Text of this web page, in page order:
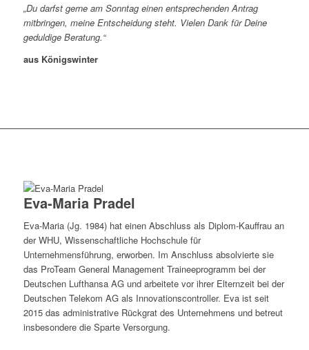
„Du darfst gerne am Sonntag einen entsprechenden Antrag
mitbringen, meine Entscheidung steht. Vielen Dank für Deine
geduldige Beratung.“
aus Königswinter
Eva-Maria Pradel
Eva-Maria (Jg. 1984) hat einen Abschluss als Diplom-Kauffrau an
der WHU, Wissenschaftliche Hochschule für
Unternehmensführung, erworben. Im Anschluss absolvierte sie
das ProTeam General Management Traineeprogramm bei der
Deutschen Lufthansa AG und arbeitete vor ihrer Elternzeit bei der
Deutschen Telekom AG als Innovationscontroller. Eva ist seit
2015 das administrative Rückgrat des Unternehmens und betreut
insbesondere die Sparte Versorgung.